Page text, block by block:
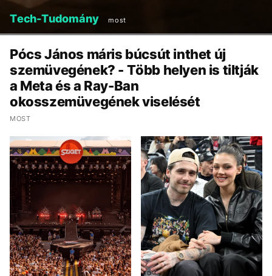
Tech-Tudomány most
Pócs János máris búcsút inthet új
szemüvegének? - Több helyen is tiltják
a Meta és a Ray-Ban
okosszemüvegének viselését
MOST